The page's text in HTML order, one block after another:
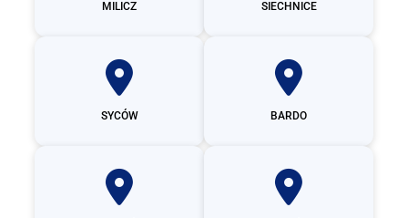
MILICZ SIECHNICE
SYCÓW BARDO